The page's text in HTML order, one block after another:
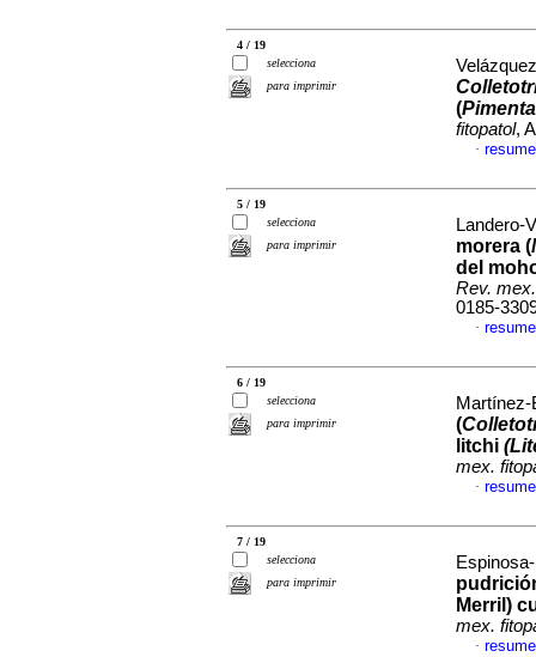
4 / 19
selecciona
para imprimir
(
fitopatol,
·
5 / 19
selecciona
para imprimir
Landero-
morera (
del
Rev.
0185-
·
6 / 19
selecciona
para imprimir
(
litchi
mex.
·
7 / 19
selecciona
para imprimir
Merril)
mex.
·